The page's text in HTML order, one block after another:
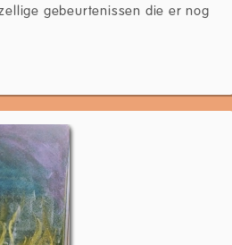
gebeurtenissen die er nog